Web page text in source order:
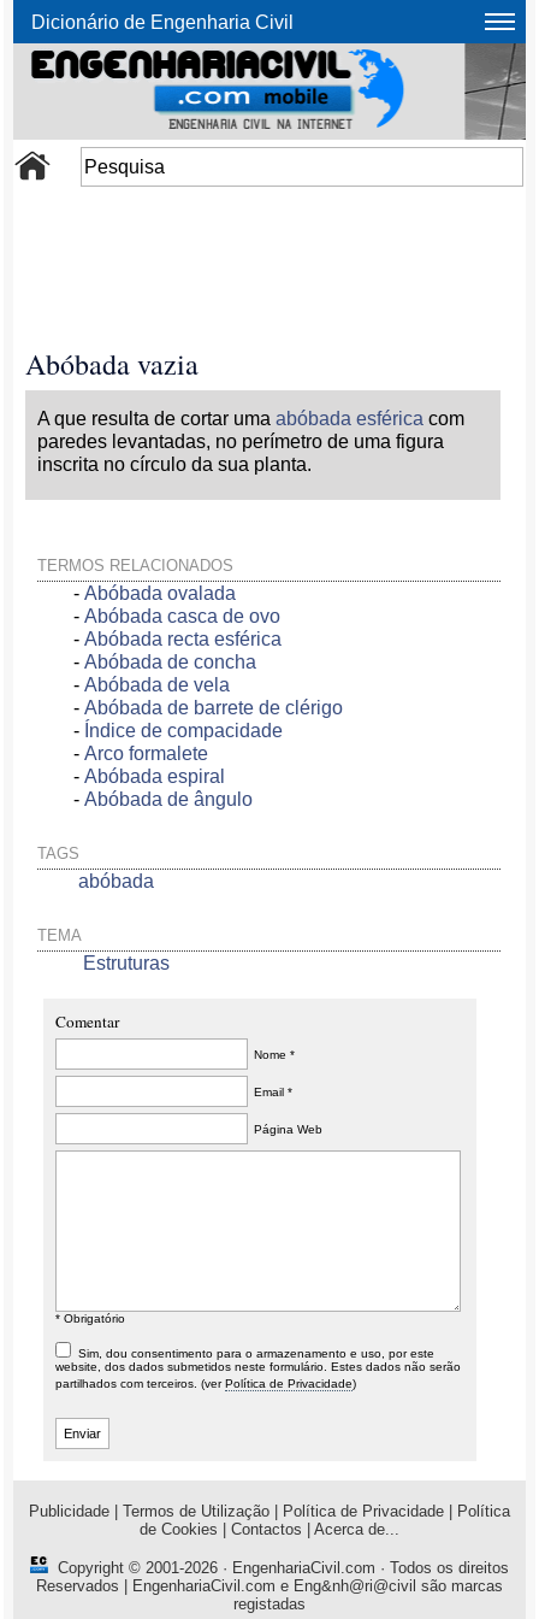
Dicionário de Engenharia Civil
Abóbada vazia
A que resulta de cortar umaabóbada esférica com
paredes levantadas, no perímetro de uma figura
inscrita no círculo da sua planta.
TERMOS RELACIONADOS
-Abóbada ovalada
-Abóbada casca de ovo
-Abóbada recta esférica
-Abóbada de concha
-Abóbada de vela
-Abóbada de barrete de clérigo
- Índice de compacidade
-Arco formalete
-Abóbada espiral
-Abóbada de ângulo
TAGS
abóbada
TEMA
Estruturas
Comentar
Nome *
Email *
Página Web
* Obrigatório
Sim, dou consentimento para o armazenamento e uso, por este
website, dos dados submetidos neste formulário. Estes dados não serão
partilhados com terceiros. (verPolítica de Privacidade)
Publicidade Termos de Utilização Política de Privacidade
Política
de Cookies
Contactos Acerca de...
Copyright © 2001-2026 · EngenhariaCivil.com · Todos os direitos
Reservados | EngenhariaCivil.com e Eng&nh@ri@civil são marcas
registadas